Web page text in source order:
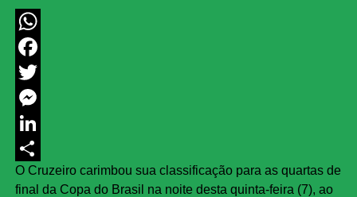
WhatsApp
Facebook
Twitter
Messenger
LinkedIn
Share
O Cruzeiro carimbou sua classificação para as quartas de
final da Copa do Brasil na noite desta quinta-feira (7), ao